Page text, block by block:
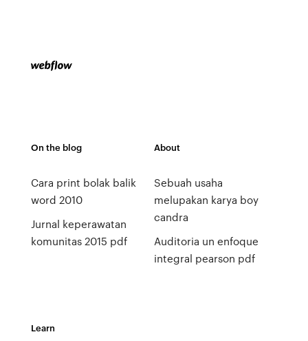
On the blog
Cara print bolak balik
word 2010
Jurnal keperawatan
komunitas 2015 pdf
About
Sebuah usaha
melupakan karya boy
candra
Auditoria un enfoque
integral pearson pdf
Learn